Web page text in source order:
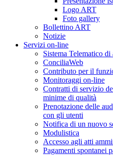
Logo ART
Foto gallery
Bollettino ART
Notizie
Servizi on-line
Sistema Telematico
ConciliaWeb
Contributo per il
Monitoraggi on-line
Contratti di servizio
minime di qualità
Prenotazione delle
con gli utenti
Notifica di un nuovo
Modulistica
Accesso agli atti
Pagamenti spontanei